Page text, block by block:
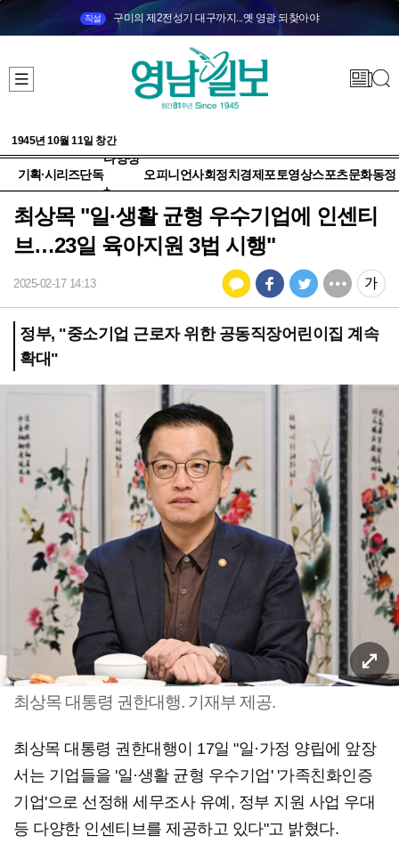
직설 구미의 제2전성기 대구까지...옛 영광 되찾아야
1945년 10월 11일 창간
기획·시리즈단독
다양성
+
오피니언사회정치 경제 포토영상스포츠문화동정
최상목 "일·생활 균형 우수기업에 인센티
브…23일 육아지원 3법 시행"
2025-02-17 14:13
정부, "중소기업 근로자 위한 공동직장어린이집 계속
확대"
최상목 대통령 권한대행. 기재부 제공.
최상목 대통령 권한대행이 17일 "일·가정 양립에 앞장
서는 기업들을 '일·생활 균형 우수기업' '가족친화인증
기업'으로 선정해 세무조사 유예, 정부 지원 사업 우대
등 다양한 인센티브를 제공하고 있다"고 밝혔다.